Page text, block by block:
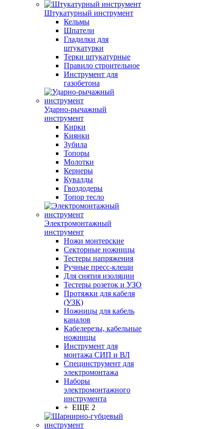
Штукатурный инструмент
Кельмы
Шпатели
Гладилки для
штукатурки
Терки штукатурные
Правило строительное
Инструмент для
газобетона
Ударно-рычажный
инструмент
Кирки
Киянки
Зубила
Топоры
Молотки
Кернеры
Кувалды
Гвоздодеры
Топор тесло
Электромонтажный
инструмент
Ножи монтерские
Секторные ножницы
Тестеры напряжения
Ручные пресс-клещи
Для снятия изоляции
Тестеры розеток и УЗО
Протяжки для кабеля
(УЗК)
Ножницы для кабель
каналов
Кабелерезы, кабельные
ножницы
Инструмент для
монтажа СИП и ВЛ
Специнструмент для
электромонтажа
Наборы
электромонтажного
инструмента
+ ЕЩЕ 2